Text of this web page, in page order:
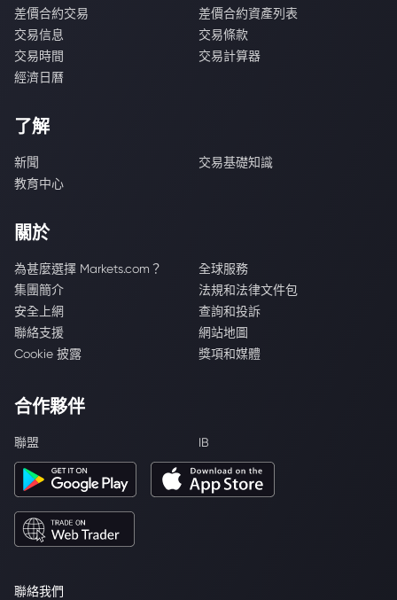
聯絡我們
差價合約交易
差價合約資產列表
交易信息
交易條款
交易時間
交易計算器
經濟日曆
了解
新聞
交易基礎知識
教育中心
關於
為甚麼選擇 Markets.com？
全球服務
集團簡介
法規和法律文件包
安全上網
查詢和投訴
聯絡支援
網站地圖
Cookie 披露
獎項和媒體
合作夥伴
聯盟 IB